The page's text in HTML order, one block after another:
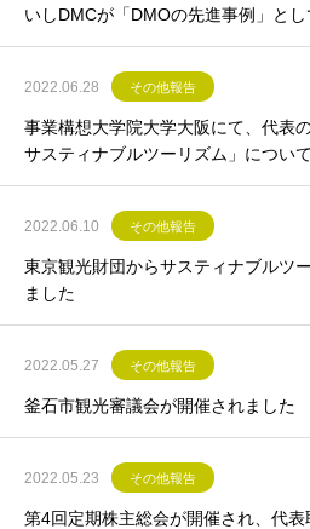
いしDMCが「DMOの先進事例」と
2022.06.28 その他報告
事業構想大学院大学大阪にて、代表
サスティナブルツーリズム」につい
2022.06.10 その他報告
東京観光財団からサスティナブルツ
ました
2022.05.27 その他報告
釜石市観光審議会が開催されました
2022.05.23 その他報告
第4回定期株主総会が開催され、代